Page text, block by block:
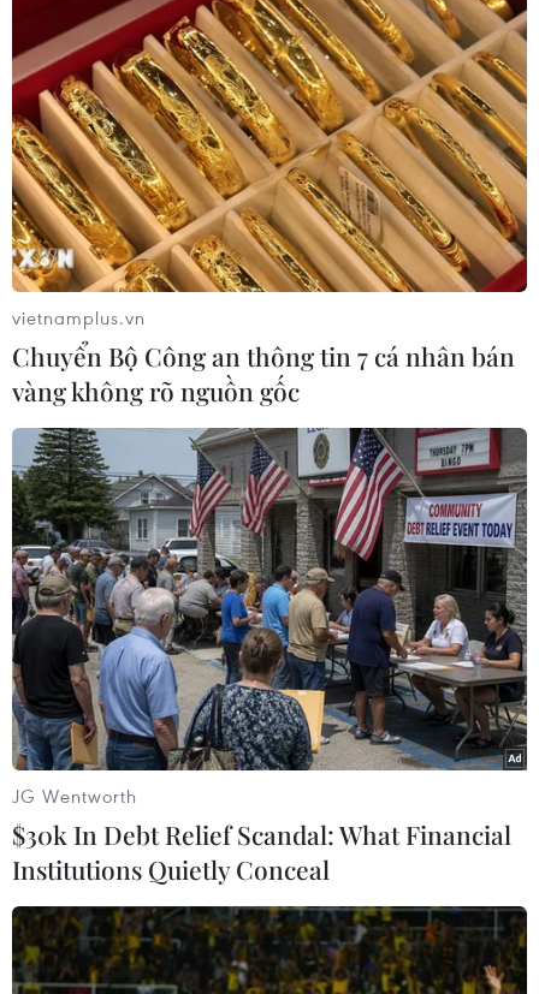
Tổng thống Brazil thông báo kết quả xét
nghiệm âm tính với SARS-CoV-2
13/03/2020 23:20
Con trai của Tổng thống Brazil - Eduardo Bolsonaro - nói
rằng ông Jair Bolsonaro đã xét nghiệm âm tính với
SARS-CoV-2, sau khi truyền thông đưa tin rằng cha ông
dương tính với virus này.
vietnamplus.vn
Chuyển Bộ Công an thông tin 7 cá nhân bán
vàng không rõ nguồn gốc
JG Wentworth
$30k In Debt Relief Scandal: What Financial
Institutions Quietly Conceal